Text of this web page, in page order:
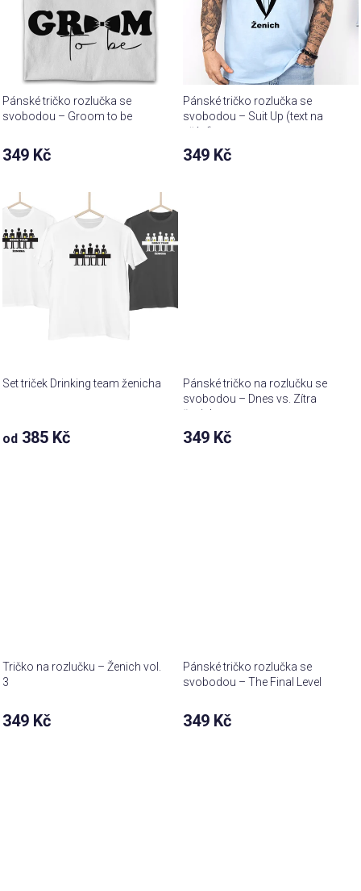
Pánské tričko rozlučka se
svobodou – Groom to be
349 Kč
Pánské tričko rozlučka se
svobodou – Suit Up (text na
přání)
349 Kč
Set triček Drinking team ženicha
od 385 Kč
Pánské tričko na rozlučku se
svobodou – Dnes vs. Zítra
ženich
349 Kč
Tričko na rozlučku – Ženich vol.
3
349 Kč
Pánské tričko rozlučka se
svobodou – The Final Level
349 Kč